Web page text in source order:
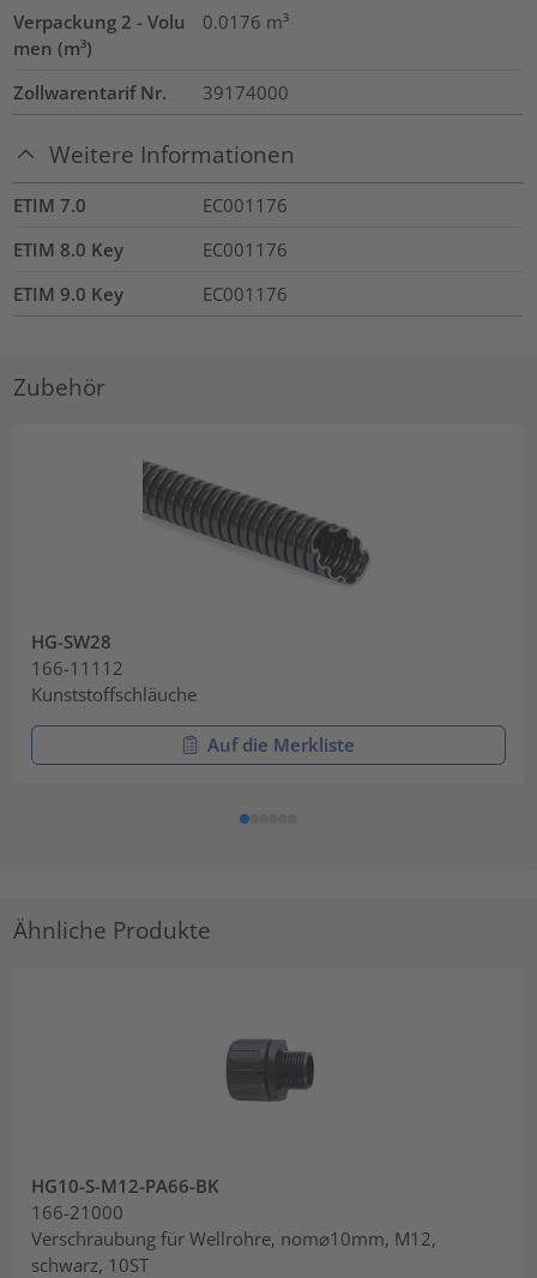
Verpackung 2 - Volu
men (m³)
0.0176 m³
Zollwarentarif Nr. 39174000
Weitere Informationen
ETIM 7.0
EC001176
ETIM 8.0 Key
EC001176
ETIM 9.0 Key
EC001176
Zubehör
HG-SW28
166-11112
Kunststoffschläuche
Auf die Merkliste
Ähnliche Produkte
HG10-S-M12-PA66-BK
166-21000
Verschraubung für Wellrohre, nom⌀10mm, M12,
schwarz, 10ST